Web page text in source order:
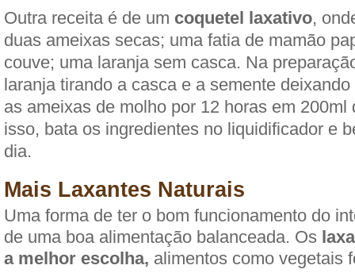
Outra receita é de um coquetel laxativo,
duas ameixas secas; uma fatia de mamão
couve; uma laranja sem casca. Na
laranja tirando a casca e a semente
as ameixas de molho por 12 horas em 200ml
isso, bata os ingredientes no liquidificador e
dia.
Mais Laxantes Naturais
Uma forma de ter o bom funcionamento do
de uma boa alimentação balanceada. Os
a melhor escolha, alimentos como vegetais